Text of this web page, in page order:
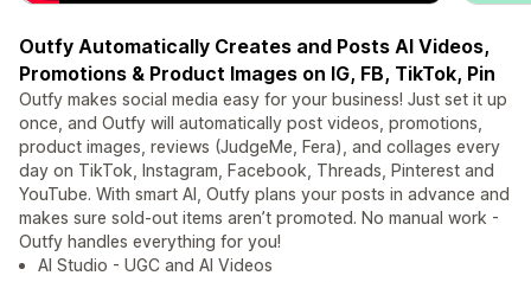
Outfy Automatically Creates and Posts AI Videos,
Promotions & Product Images on IG, FB, TikTok, Pin
Outfy makes social media easy for your business! Just set it up
once, and Outfy will automatically post videos, promotions,
product images, reviews (JudgeMe, Fera), and collages every
day on TikTok, Instagram, Facebook, Threads, Pinterest and
YouTube. With smart AI, Outfy plans your posts in advance and
makes sure sold-out items aren’t promoted. No manual work -
Outfy handles everything for you!
AI Studio - UGC and AI Videos